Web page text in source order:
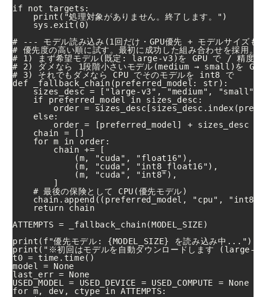
if not targets:
    print("処理対象がありません。終了します。")
    sys.exit(0)
# --- モデル読み込み(1回だけ・GPU優先 + モデルサイズも
# 優先度の高い順に試す。最初に成功した組み合わせを採用。
# 1) まず希望モデル(既定: large-v3)を GPU で / 精度を
# 2) ダメなら 1段階小さいモデル(medium → small)を
# 3) それでもダメなら CPU でそのモデルを int8 で
def _fallback_chain(preferred_model: str):
    sizes_desc = ["large-v3", "medium", "small"]
    if preferred_model in sizes_desc:
order =
    else:
order = [preferred_model] + sizes_desc  #
    chain = []
    for m in order:
        chain += [
            (m, "cuda", "float16"),
            (m, "cuda", "int8_float16"),
            (m, "cuda", "int8"),
        ]
    # 最後の保険として CPU(優先モデル)
chain.append((preferred_model, "cpu",
    return chain
ATTEMPTS = _fallback_chain(MODEL_SIZE)
print(f"優先モデル: {MODEL_SIZE} を読み込み中...")
print("※初回はモデルを自動ダウンロードします (large-
t0 = time.time()
model = None
last_err = None
USED_MODEL = USED_DEVICE = USED_COMPUTE = None
for m, dev, ctype in ATTEMPTS: